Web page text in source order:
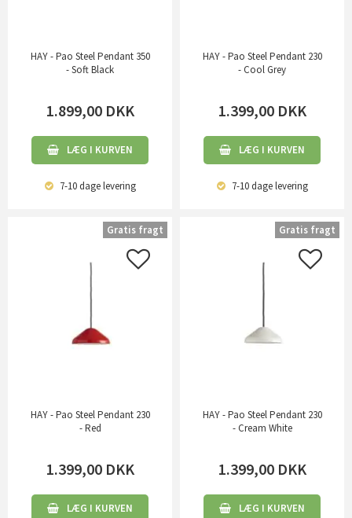
HAY - Pao Steel Pendant 350
- Soft Black
1.899,00 DKK
LÆG I KURVEN
7-10 dagelevering
HAY - Pao Steel Pendant 230
- Cool Grey
1.399,00 DKK
LÆG I KURVEN
7-10 dagelevering
HAY - Pao Steel Pendant 230
- Red
1.399,00 DKK
LÆG I KURVEN
Gratis fragt
HAY - Pao Steel Pendant 230
- Cream White
1.399,00 DKK
LÆG I KURVEN
Gratis fragt